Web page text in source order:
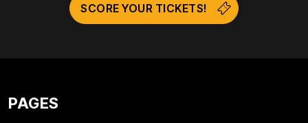
SCORE YOUR TICKETS!
PAGES